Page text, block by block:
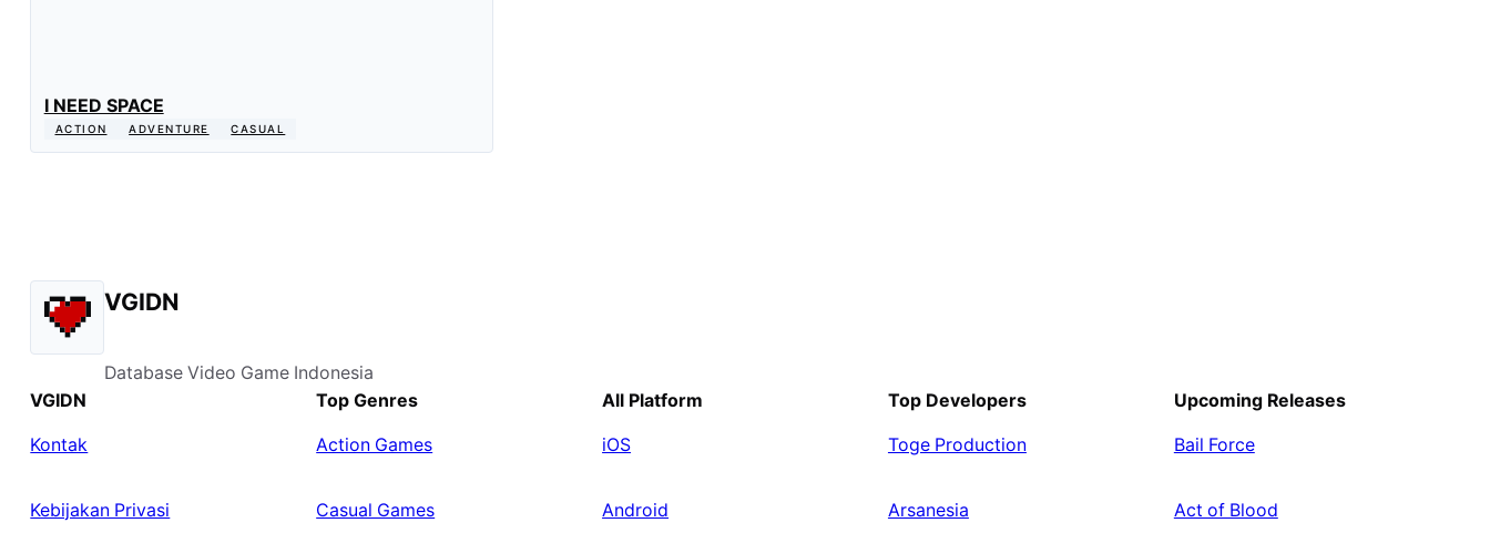
I NEED SPACE
ACTION ADVENTURE CASUAL
VGIDN
Database Video Game Indonesia
VGIDN
Kontak
Kebijakan Privasi
Top Genres
Action Games
Casual Games
All Platform
iOS
Android
Top Developers
Toge Production
Arsanesia
Upcoming Releases
Bail Force
Act of Blood